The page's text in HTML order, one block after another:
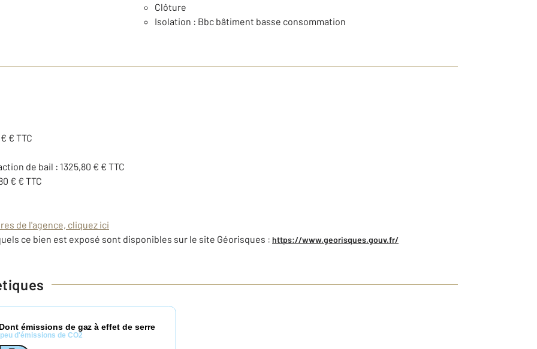
Clôture
Isolation : Bbc bâtiment basse consommation
€ TTC
de bail : 1325,80 € € TTC
€ € TTC
de l'agence, cliquez ici
ce bien est exposé sont disponibles sur le site Géorisques : https://www.georisques.gouv.fr/
Dont émissions de gaz à effet de serre
peu d'émissions de CO2